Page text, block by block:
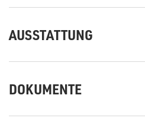
AUSSTATTUNG
DOKUMENTE